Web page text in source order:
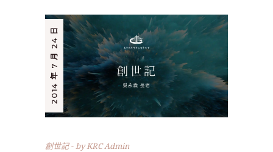
2014 年 7 月 24 日
創世記 byKRC Admin